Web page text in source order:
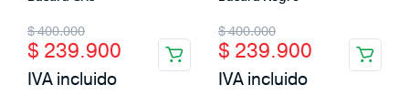
$400.000
Original
price
was:
$ 239.900
Current
price
is:
IVA incluido
$400.000
Original
price
was:
$ 239.900
Current
price
is:
IVA incluido